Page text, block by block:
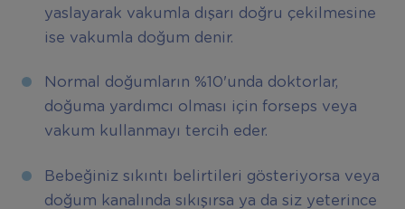
yaslayarak vakumla dışarı doğru çekilmesine
ise vakumla doğum denir.
Normal doğumların %10'unda doktorlar,
doğuma yardımcı olması için forseps veya
vakum kullanmayı tercih eder.
Bebeğiniz sıkıntı belirtileri gösteriyorsa veya
doğum kanalında sıkışırsa ya da siz yeterince